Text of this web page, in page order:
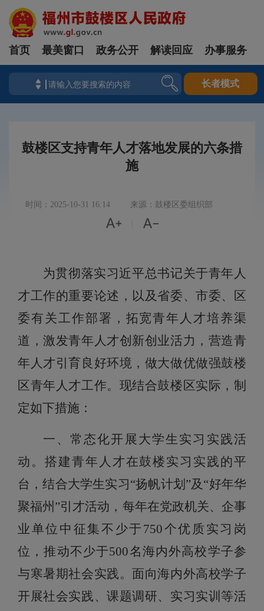
首页 最美窗口 政务公开 解读回应 办事服务
长者模式
鼓楼区支持青年人才落地发展的六条措
施
时间：2025-10-31 16:14 来源：鼓楼区委组织部
 
为贯彻落实习近平总书记关于青年人
才工作的重要论述，以及省委、市委、区
委有关工作部署，拓宽青年人才培养渠
道，激发青年人才创新创业活力，营造青
年人才引育良好环境，做大做优做强鼓楼
区青年人才工作。现结合鼓楼区实际，制
定如下措施：
一、常态化开展大学生实习实践活
动。 搭建青年人才在鼓楼实习实践的平
台，结合大学生实习“扬帆计划”及“好年华
聚福州”引才活动，每年在党政机关、企事
业单位中征集不少于750个优质实习岗
位，推动不少于500名海内外高校学子参
与寒暑期社会实践。面向海内外高校学子
开展社会实践、课题调研、实习实训等活